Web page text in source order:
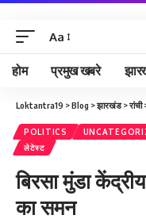
Aa
होम प्रमुख खबरे
Loktantra19 >Blog >झारखंड>रांची
POLITICS
लेटेस्ट
बिरसा मुंडा
का समन